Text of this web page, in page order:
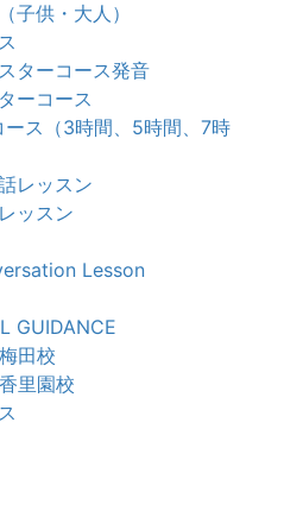
子供・大人）
ターコース発音
スターコース
ース（3時間、5時間、7時
レッスン
ッスン
Lesson
GUIDANCE
田校
里園校